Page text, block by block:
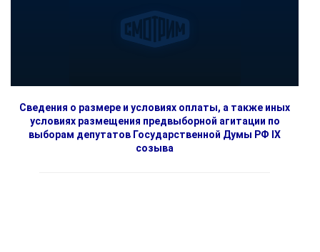
Сведения о размере и условиях оплаты, а также иных
условиях размещения предвыборной агитации по
выборам депутатов Государственной Думы РФ IX
созыва